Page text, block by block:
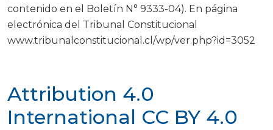
Attribution 4.0
International CC BY 4.0
contenido en el Boletín N° 9333-04). En página
electrónica del Tribunal Constitucional
www.tribunalconstitucional.cl/wp/ver.php?id=3052